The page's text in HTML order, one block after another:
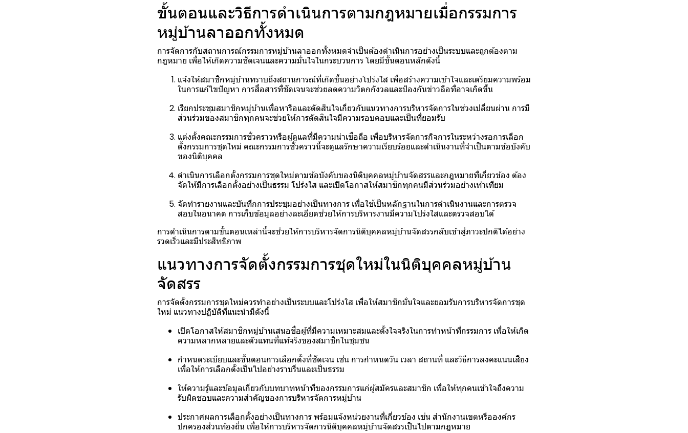
ขั้นตอนและวิธีการดำเนินการตามกฎหมายเมื่อกรรมการ
หมู่บ้านลาออกทั้งหมด
การจัดการกับสถานการณ์กรรมการหมู่บ้านลาออกทั้งหมดจำเป็นต้องดำเนินการอย่างเป็นระบบและถูกต้องตาม
กฎหมาย เพื่อให้เกิดความชัดเจนและความมั่นใจในกระบวนการ โดยมีขั้นตอนหลักดังนี้
แจ้งให้สมาชิกหมู่บ้านทราบถึงสถานการณ์ที่เกิดขึ้นอย่างโปร่งใส เพื่อสร้างความเข้าใจและเตรียมความพร้อม
ในการแก้ไขปัญหา การสื่อสารที่ชัดเจนจะช่วยลดความวิตกกังวลและป้องกันข่าวลือที่อาจเกิดขึ้น
เรียกประชุมสมาชิกหมู่บ้านเพื่อหารือและตัดสินใจเกี่ยวกับแนวทางการบริหารจัดการในช่วงเปลี่ยนผ่าน การมี
ส่วนร่วมของสมาชิกทุกคนจะช่วยให้การตัดสินใจมีความรอบคอบและเป็นที่ยอมรับ
แต่งตั้งคณะกรรมการชั่วคราวหรือผู้ดูแลที่มีความน่าเชื่อถือ เพื่อบริหารจัดการกิจการในระหว่างรอการเลือก
ตั้งกรรมการชุดใหม่ คณะกรรมการชั่วคราวนี้จะดูแลรักษาความเรียบร้อยและดำเนินงานที่จำเป็นตามข้อบังคับ
ของนิติบุคคล
ดำเนินการเลือกตั้งกรรมการชุดใหม่ตามข้อบังคับของนิติบุคคลหมู่บ้านจัดสรรและกฎหมายที่เกี่ยวข้อง ต้อง
จัดให้มีการเลือกตั้งอย่างเป็นธรรม โปร่งใส และเปิดโอกาสให้สมาชิกทุกคนมีส่วนร่วมอย่างเท่าเทียม
จัดทำรายงานและบันทึกการประชุมอย่างเป็นทางการ เพื่อใช้เป็นหลักฐานในการดำเนินงานและการตรวจ
สอบในอนาคต การเก็บข้อมูลอย่างละเอียดช่วยให้การบริหารงานมีความโปร่งใสและตรวจสอบได้
การดำเนินการตามขั้นตอนเหล่านี้จะช่วยให้การบริหารจัดการนิติบุคคลหมู่บ้านจัดสรรกลับเข้าสู่ภาวะปกติได้อย่าง
รวดเร็วและมีประสิทธิภาพ
แนวทางการจัดตั้งกรรมการชุดใหม่ในนิติบุคคลหมู่บ้าน
จัดสรร
การจัดตั้งกรรมการชุดใหม่ควรทำอย่างเป็นระบบและโปร่งใส เพื่อให้สมาชิกมั่นใจและยอมรับการบริหารจัดการชุด
ใหม่ แนวทางปฏิบัติที่แนะนำมีดังนี้
เปิดโอกาสให้สมาชิกหมู่บ้านเสนอชื่อผู้ที่มีความเหมาะสมและตั้งใจจริงในการทำหน้าที่กรรมการ เพื่อให้เกิด
ความหลากหลายและตัวแทนที่แท้จริงของสมาชิกในชุมชน
กำหนดระเบียบและขั้นตอนการเลือกตั้งที่ชัดเจน เช่น การกำหนดวัน เวลา สถานที่ และวิธีการลงคะแนนเสียง
เพื่อให้การเลือกตั้งเป็นไปอย่างราบรื่นและเป็นธรรม
ให้ความรู้และข้อมูลเกี่ยวกับบทบาทหน้าที่ของกรรมการแก่ผู้สมัครและสมาชิก เพื่อให้ทุกคนเข้าใจถึงความ
รับผิดชอบและความสำคัญของการบริหารจัดการหมู่บ้าน
ประกาศผลการเลือกตั้งอย่างเป็นทางการ พร้อมแจ้งหน่วยงานที่เกี่ยวข้อง เช่น สำนักงานเขตหรือองค์กร
ปกครองส่วนท้องถิ่น เพื่อให้การบริหารจัดการนิติบุคคลหมู่บ้านจัดสรรเป็นไปตามกฎหมาย